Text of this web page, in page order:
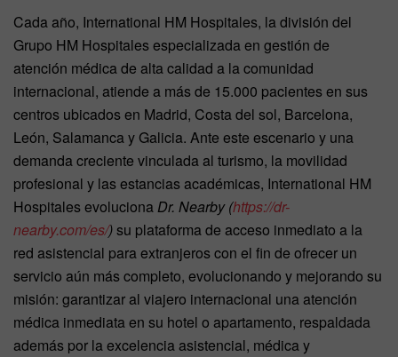
Cada año, International HM Hospitales, la división del
Grupo HM Hospitales especializada en gestión de
atención médica de alta calidad a la comunidad
internacional, atiende a más de 15.000 pacientes en sus
centros ubicados en Madrid, Costa del sol, Barcelona,
León, Salamanca y Galicia. Ante este escenario y una
demanda creciente vinculada al turismo, la movilidad
profesional y las estancias académicas, International HM
Hospitales evolucionaDr. Nearby (https://dr-
nearby.com/es/)su plataforma de acceso inmediato a la
red asistencial para extranjeros con el fin de ofrecer un
servicio aún más completo, evolucionando y mejorando su
misión: garantizar al viajero internacional una atención
médica inmediata en su hotel o apartamento, respaldada
además por la excelencia asistencial, médica y